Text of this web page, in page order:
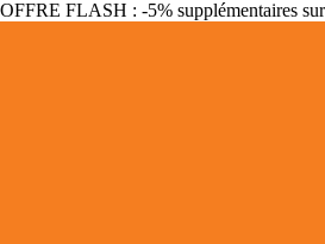
OFFRE FLASH : -5% supplémentaires